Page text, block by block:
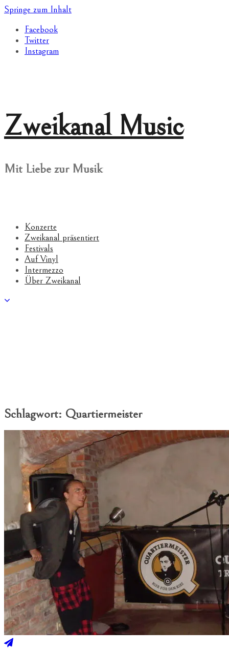
Springe zum Inhalt
Facebook
Twitter
Instagram
Zweikanal Music
Mit Liebe zur Musik
Konzerte
Zweikanal präsentiert
Festivals
Auf Vinyl
Intermezzo
Über Zweikanal
Schlagwort: Quartiermeister